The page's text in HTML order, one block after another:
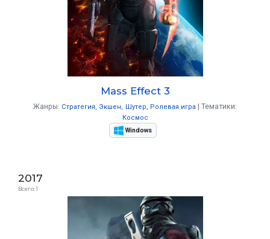
Mass Effect 3
Жанры: Стратегия Экшен Шутер Ролевая игра Тематики:
Космос
Windows
2017
Всего: 1